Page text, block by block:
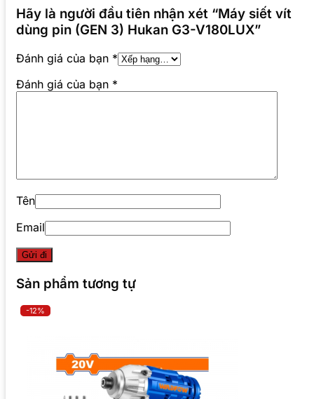
Hãy là người đầu tiên nhận xét “Máy siết vít
dùng pin (GEN 3) Hukan G3-V180LUX”
Đánh giá của bạn *
Đánh giá của bạn *
Tên
Email
Sản phẩm tương tự
-12%